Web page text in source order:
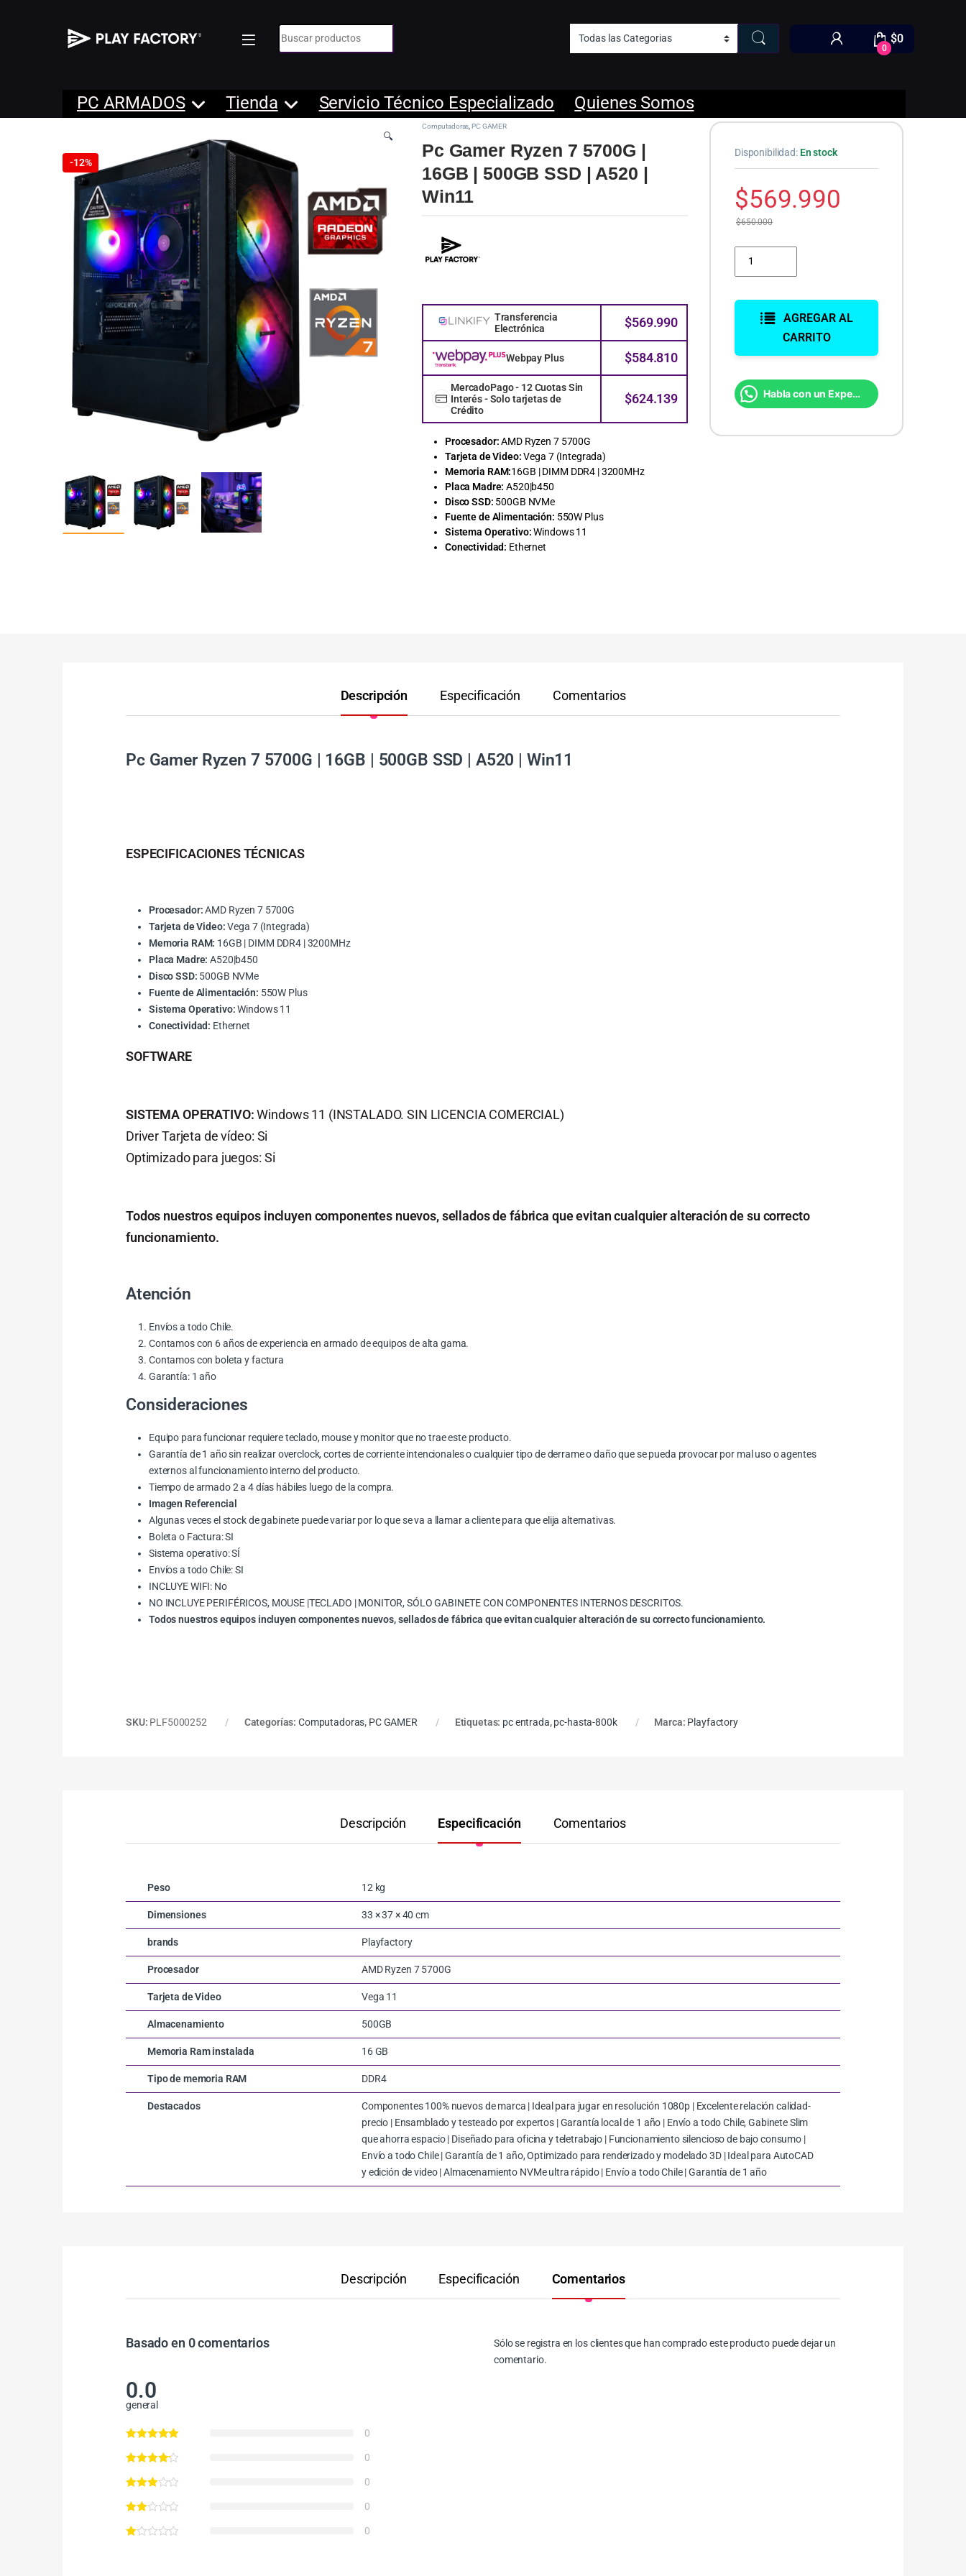
Búsqueda de:
0
$0
PC ARMADOS Tienda Servicio Técnico Especializado Quienes Somos
-12%
🔍
Computadoras ,PC GAMER
Pc Gamer Ryzen 7 5700G |
16GB | 500GB SSD | A520 |
Win11
Transferencia
Electrónica
$569.990
Webpay Plus $584.810
MercadoPago - 12 Cuotas Sin
Interés - Solo tarjetas de
Crédito
$624.139
Procesador:AMD Ryzen 7 5700G
Tarjeta de Video:Vega 7 (Integrada)
Memoria RAM:16GB | DIMM DDR4 | 3200MHz
Placa Madre: A520|b450
Disco SSD: 500GB NVMe
Fuente de Alimentación: 550W Plus
Sistema Operativo:Windows 11
Conectividad: Ethernet
Disponibilidad: En stock
$569.990
$650.000
AGREGAR AL
CARRITO
Habla con un Experto
Descripción Especificación Comentarios
Pc Gamer Ryzen 7 5700G | 16GB | 500GB SSD | A520 | Win11
ESPECIFICACIONES TÉCNICAS
Procesador:AMD Ryzen 7 5700G
Tarjeta de Video:Vega 7 (Integrada)
Memoria RAM: 16GB | DIMM DDR4 | 3200MHz
Placa Madre: A520|b450
Disco SSD: 500GB NVMe
Fuente de Alimentación: 550W Plus
Sistema Operativo:Windows 11
Conectividad: Ethernet
SOFTWARE
SISTEMA OPERATIVO:Windows 11 (INSTALADO. SIN LICENCIA COMERCIAL)
Driver Tarjeta de vídeo: Si
Optimizado para juegos: Si
Todos nuestros equipos incluyen componentes nuevos, sellados de fábrica que evitan cualquier alteración de su correcto
funcionamiento.
Atención
Envíos a todo Chile.
Contamos con 6 años de experiencia en armado de equipos de alta gama.
Contamos con boleta y factura
Garantía: 1 año
Consideraciones
Equipo para funcionar requiere teclado, mouse y monitor que no trae este producto.
Garantía de 1 año sin realizar overclock, cortes de corriente intencionales o cualquier tipo de derrame o daño que se pueda provocar por mal uso o agentes
externos al funcionamiento interno del producto.
Tiempo de armado 2 a 4 días hábiles luego de la compra.
Imagen Referencial
Algunas veces el stock de gabinete puede variar por lo que se va a llamar a cliente para que elija alternativas.
Boleta o Factura: SI
Sistema operativo: SÍ
Envíos a todo Chile: SI
INCLUYE WIFI: No
NO INCLUYE PERIFÉRICOS, MOUSE |TECLADO | MONITOR, SÓLO GABINETE CON COMPONENTES INTERNOS DESCRITOS.
Todos nuestros equipos incluyen componentes nuevos, sellados de fábrica que evitan cualquier alteración de su correcto funcionamiento.
SKU: PLF5000252 Categorías: Computadoras, PC GAMER Etiquetas: pc entrada,pc-hasta-800k Marca: Playfactory
Descripción Especificación Comentarios
Peso 12 kg
Dimensiones 33 × 37 × 40 cm
brands Playfactory
Procesador AMD Ryzen 7 5700G
Tarjeta de Video Vega 11
Almacenamiento 500GB
Memoria Ram instalada 16 GB
Tipo de memoria RAM DDR4
Destacados
Componentes 100% nuevos de marca | Ideal para jugar en resolución 1080p | Excelente relación calidad-
precio | Ensamblado y testeado por expertos | Garantía local de 1 año | Envío a todo Chile, Gabinete Slim
que ahorra espacio | Diseñado para oficina y teletrabajo | Funcionamiento silencioso de bajo consumo |
Envío a todo Chile | Garantía de 1 año, Optimizado para renderizado y modelado 3D | Ideal para AutoCAD
y edición de video | Almacenamiento NVMe ultra rápido | Envío a todo Chile | Garantía de 1 año
Descripción Especificación Comentarios
Basado en 0 comentarios
0.0
general
0
0
0
0
0
Sólo se registra en los clientes que han comprado este producto puede dejar un
comentario.